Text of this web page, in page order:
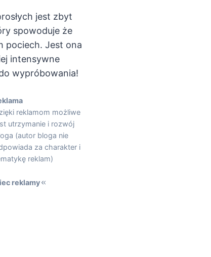
jest zbyt
spowoduje że
pociech. Jest ona
intensywne
wypróbowania!
reklamom możliwe
utrzymanie i rozwój
(autor bloga nie
za charakter i
reklam)
reklamy